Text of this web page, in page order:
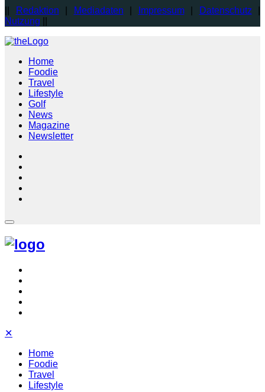
Redaktion Mediadaten Impressum| Datenschutz|
Nutzung
Home
Foodie
Travel
Lifestyle
Golf
News
Magazine
Newsletter
✕
Home
Foodie
Travel
Lifestyle